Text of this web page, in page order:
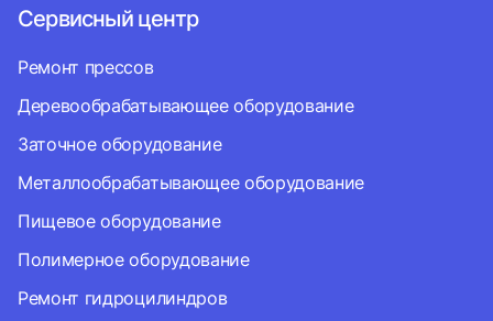
Сервисный центр
Ремонт прессов
Деревообрабатывающее оборудование
Заточное оборудование
Металлообрабатывающее оборудование
Пищевое оборудование
Полимерное оборудование
Ремонт гидроцилиндров